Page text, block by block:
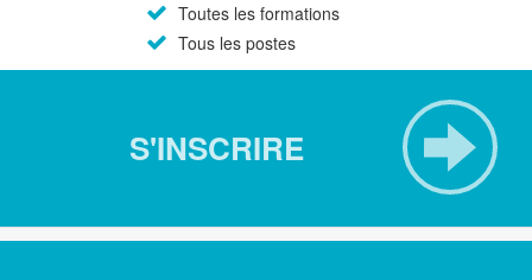
Toutes les formations
Tous les postes
S'INSCRIRE